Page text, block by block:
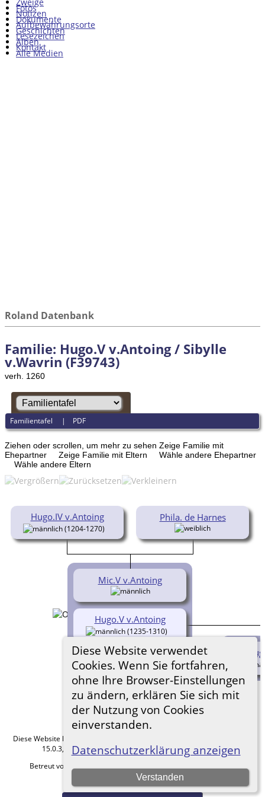
Fotos
Dokumente
Geschichten
Alben
Alle Medien
Notizen
Aufbewahrungsorte
Lesezeichen
Kontakt
Roland Datenbank
Diese Website verwendet
Cookies. Wenn Sie fortfahren,
ohne Ihre Browser-Einstellungen
zu ändern, erklären Sie sich mit
der Nutzung von Cookies
einverstanden.
Datenschutzerklärung anzeigen
Verstanden
Familie: Hugo.V v.Antoing / Sibylle
v.Wavrin (F39743)
verh. 1260
Familientafel | PDF
Ziehen oder scrollen, um mehr zu sehen Zeige Familie mit
Ehepartner
Zeige Familie mit Eltern
Wähle andere Ehepartner
Wähle andere Eltern
Hugo.IV v.Antoing
(1204-1270)
Phila. de Harnes
Mic.V v.Antoing
Joa. v.Antoing
(1242- )
Hugo.V v.Antoing
(1235-1310)
Diese Website läuft mit
15.0.3, programmiert von Darrin Lythgoe © 2001-2026.
Betreut von
Hier geht es zum Impressum